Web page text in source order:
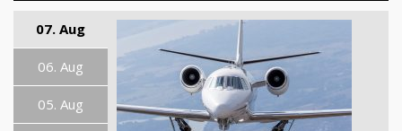
07. Aug
06. Aug
05. Aug